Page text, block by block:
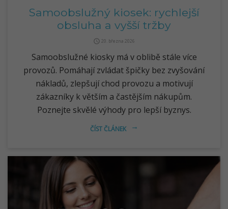
Samoobslužný kiosek: rychlejší
obsluha a vyšší tržby
query_builder 20. března 2026
Samoobslužné kiosky má v oblibě stále více
provozů. Pomáhají zvládat špičky bez zvyšování
nákladů, zlepšují chod provozu a motivují
zákazníky k větším a častějším nákupům.
Poznejte skvělé výhody pro lepší byznys.
arrow_right_alt
ČÍST ČLÁNEK